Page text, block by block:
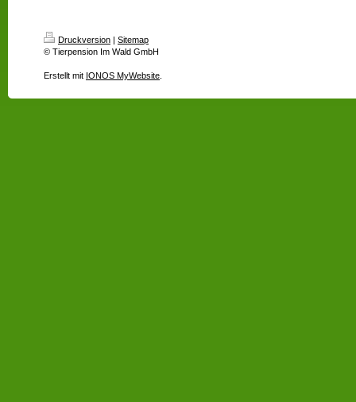
Druckversion | Sitemap
© Tierpension Im Wald GmbH
Erstellt mit IONOS MyWebsite